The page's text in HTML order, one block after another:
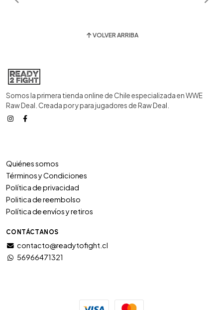
VOLVER ARRIBA
Somos la primera tienda online de Chile especializada en WWE
Raw Deal. Creada por y para jugadores de Raw Deal.
Quiénes somos
Términos y Condiciones
Política de privacidad
Politica de reembolso
Política de envíos y retiros
CONTÁCTANOS
contacto@readytofight.cl
56966471321